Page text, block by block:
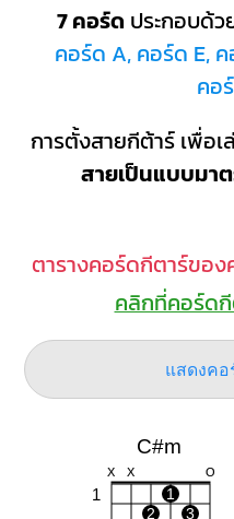
7 คอร์ด ประกอบด้ว
คอร์ด A, คอร์ด E,
คอ
การตั้งสายกีต้าร์ เพื่อเ
สายเป็นแบบมา
ตารางคอร์ดกีตาร์ขอ
คลิกที่คอร์ด
แสดงค
C#m
X X O
1
1
2
3